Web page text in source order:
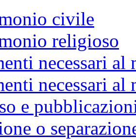
civile
religioso
necessari
necessari
e
o